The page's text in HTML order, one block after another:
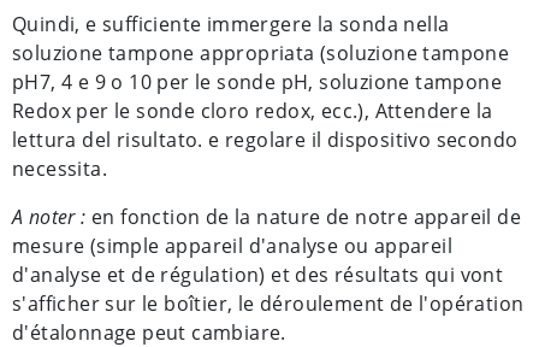
Quindi, e sufficiente immergere la sonda nella
soluzione tampone appropriata (soluzione tampone
pH7, 4 e 9 o 10 per le sonde pH, soluzione tampone
Redox per le sonde cloro redox, ecc.), Attendere la
lettura del risultato. e regolare il dispositivo secondo
necessita.
A noter : en fonction de la nature de notre appareil de
mesure (simple appareil d'analyse ou appareil
d'analyse et de régulation) et des résultats qui vont
s'afficher sur le boîtier, le déroulement de l'opération
d'étalonnage peut cambiare.